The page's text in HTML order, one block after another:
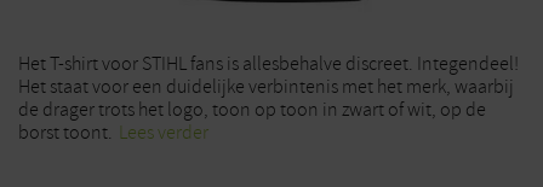
Het T-shirt voor STIHL fans is allesbehalve discreet. Integendeel!
Het staat voor een duidelijke verbintenis met het merk, waarbij
de drager trots het logo, toon op toon in zwart of wit, op de
borst toont. Lees verder